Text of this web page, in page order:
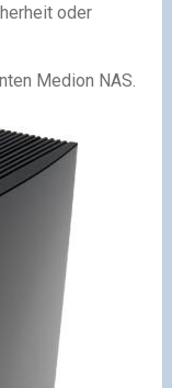
oder
Medion NAS.